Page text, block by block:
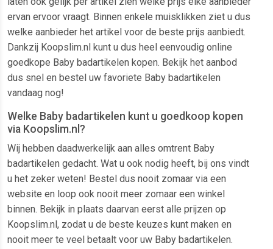
ervan ervoor vraagt. Binnen enkele muisklikken ziet u dus
welke aanbieder het artikel voor de beste prijs aanbiedt.
Dankzij Koopslim.nl kunt u dus heel eenvoudig online
goedkope Baby badartikelen kopen. Bekijk het aanbod
dus snel en bestel uw favoriete Baby badartikelen
vandaag nog!
Welke Baby badartikelen kunt u goedkoop kopen
via Koopslim.nl?
Wij hebben daadwerkelijk aan alles omtrent Baby
badartikelen gedacht. Wat u ook nodig heeft, bij ons vindt
u het zeker weten! Bestel dus nooit zomaar via een
website en loop ook nooit meer zomaar een winkel
binnen. Bekijk in plaats daarvan eerst alle prijzen op
Koopslim.nl, zodat u de beste keuzes kunt maken en
nooit meer te veel betaalt voor uw Baby badartikelen.